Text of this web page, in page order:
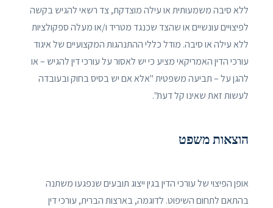
ללא סיבה משמעותית או עילה מוצדקת, צד רשאי להגיש בקשה
לפיצויים עונשיים או שהצד שכנגד מטריד ו/או מעלה ספקולציות
ללא עילה או סיבה. מודל כללי ההתנהגות המקצועיים של איגוד
עורכי הדין האמריקאי מציע כי יש לאסור על עורכי דין להגיש – או
להגן על – תביעה משפטית "אלא אם יש בסיס בחוק ובעובדה
לעשות זאת שאינו קל דעת".
הוצאות משפט
אופן הפיצוי של עורכי הדין בגין ייצוג תובעים שנפגעו משתנה
בהתאם לתחום השיפוט. לדוגמה, בארצות הברית, עורכי דין